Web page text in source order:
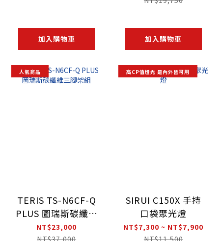
加入購物車 加入購物車
人氣商品
TERIS TS-N6CF-Q
PLUS 圖瑞斯碳纖維
三腳架組
NT$23,000
NT$37,000
高CP值燈光 是內外皆可用
SIRUI C150X 手持
口袋聚光燈
NT$7,300 ~ NT$7,900
NT$11,500